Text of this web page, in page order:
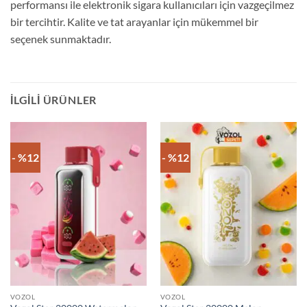
performansı ile elektronik sigara kullanıcıları için vazgeçilmez
bir tercihtir. Kalite ve tat arayanlar için mükemmel bir
seçenek sunmaktadır.
İLGILI ÜRÜNLER
- %12
VOZOL
- %12
VOZOL